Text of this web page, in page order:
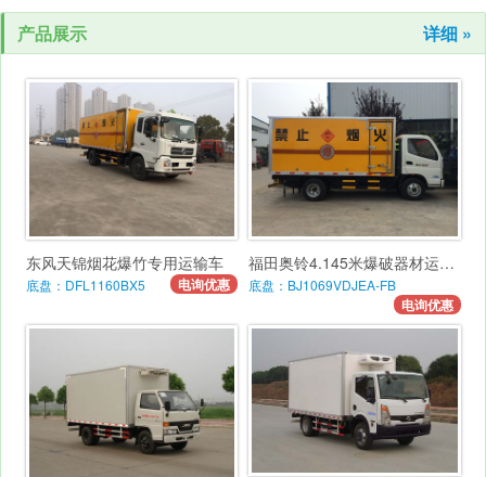
产品展示 详细 »
东风天锦烟花爆竹专用运输车
底盘：DFL1160BX5 电询优惠
福田奥铃4.145米爆破器材运输车
底盘：BJ1069VDJEA-FB
电询优惠